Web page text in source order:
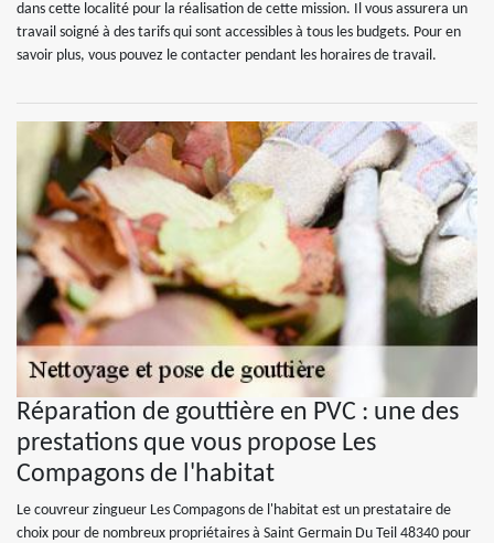
dans cette localité pour la réalisation de cette mission. Il vous assurera un
travail soigné à des tarifs qui sont accessibles à tous les budgets. Pour en
savoir plus, vous pouvez le contacter pendant les horaires de travail.
Réparation de gouttière en PVC : une des
prestations que vous propose Les
Compagons de l'habitat
Le couvreur zingueur Les Compagons de l'habitat est un prestataire de
choix pour de nombreux propriétaires à Saint Germain Du Teil 48340 pour